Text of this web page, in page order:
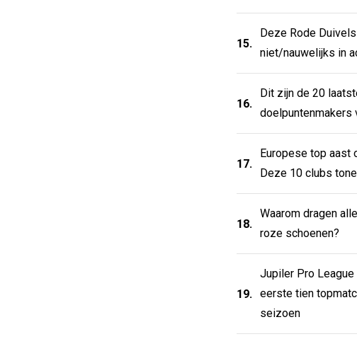
15.
Deze Rode
niet/nauwelijks in
16.
Dit zijn de 20
doelpuntenmakers
17.
Europese top aast
Deze 10
18.
Waarom dragen
roze schoenen?
19.
Jupiler Pro
eerste tien
seizoen